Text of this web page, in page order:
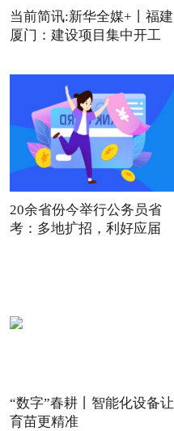
当前简讯:新华全媒+丨福建
厦门：建设项目集中开工
20余省份今举行公务员省
考：多地扩招，利好应届
“数字”春耕丨智能化设备让
育苗更精准